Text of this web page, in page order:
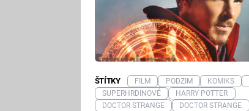
ŠTÍTKY FILM PODZIM KOMIKS
SUPERHRDINOVÉ
HARRY POTTER
DOCTOR STRANGE
DOCTOR STRANGE